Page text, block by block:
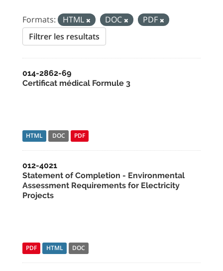
Formats: HTML DOC
PDF
Filtrer les resultats
014-2862-69
Certificat médical Formule 3
HTML DOC PDF
012-4021
Statement of Completion - Environmental
Assessment Requirements for Electricity
Projects
PDF HTML DOC